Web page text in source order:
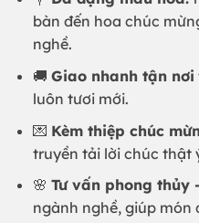
bàn đến hoa chúc
nghề.
🚚 Giao nhanh tận nơi
luôn tươi mới.
💌 Kèm thiệp chúc
truyền tải lời chúc thật
🌸 Tư vấn phong thủy
ngành nghề, giúp món